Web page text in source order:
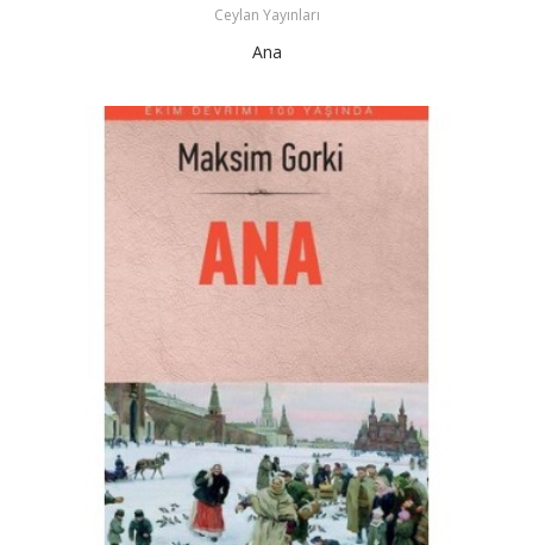
Ceylan Yayınları
Ana